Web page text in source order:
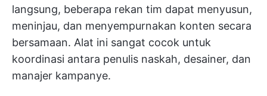
langsung, beberapa rekan tim dapat menyusun,
meninjau, dan menyempurnakan konten secara
bersamaan. Alat ini sangat cocok untuk
koordinasi antara penulis naskah, desainer, dan
manajer kampanye.